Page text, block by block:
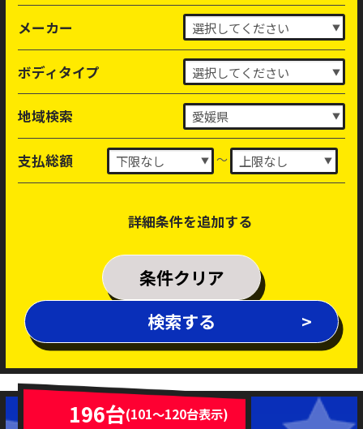
メーカー
ボディタイプ
地域検索
支払総額 ～
詳細条件を追加する
排気量
年式 ～
新着車両
条件クリア
検索する
196台(101～120台表示)